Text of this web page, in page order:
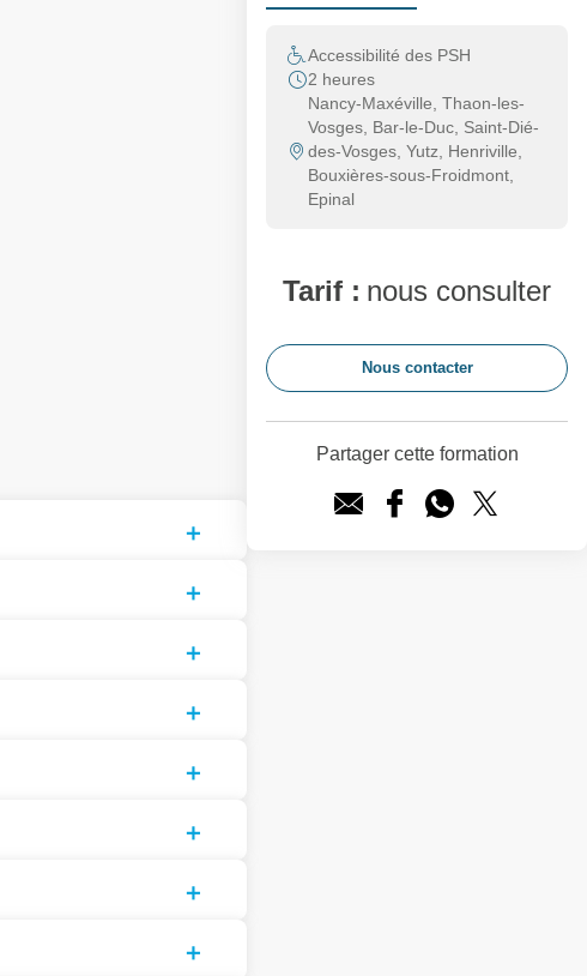
Accessibilité des PSH
2 heures
Nancy-Maxéville, Thaon-les-
Vosges, Bar-le-Duc, Saint-Dié-
des-Vosges, Yutz, Henriville,
Bouxières-sous-Froidmont,
Epinal
Tarif : nous consulter
Nous contacter
Partager cette formation